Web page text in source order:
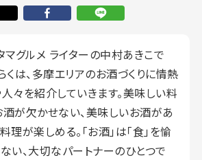
マグルメ ライターの中村あきこで
くは、多摩エリアのお酒づくりに情熱
々を紹介していきます。美味しい料
が欠かせない、美味しいお酒があ
理が楽しめる。「お酒」は「食」を愉
い、大切なパートナーのひとつで